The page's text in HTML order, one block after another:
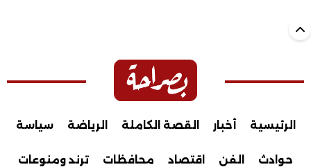
الرئيسية أخبار القصة الكاملة الرياضة سياسة
حوادث الفن اقتصاد محافظات ترند ومنوعات